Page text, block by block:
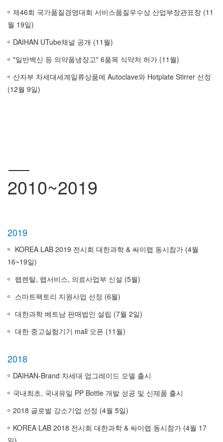
제46회 국가품질경영대회 서비스품질우수상 산업부장관표창 (11
월 19일)
DAIHAN UTube채널 공개 (11월)
"일반백신 등 의약품냉장고" 6품목 식약처 허가 (11월)
산자부 차세대세계일류상품에 Autoclave와 Hotplate Stirrer 선정
(12월 9일)
2010~2019
2019
KOREA LAB 2019 전시회 대한과학 & 싸이랩 동시참가 (4월
16~19일)
랩렌탈, 랩서비스, 의료사업부 신설 (5월)
스마트팩토리 지원사업 선정 (6월)
대한과학 베트남 판매법인 설립 (7월 2일)
대한 중고실험기기 mall 오픈 (11월)
2018
DAIHAN-Brand 차세대 업그레이드 모델 출시
국내최초, 국내유일 PP Bottle 개발 성공 및 신제품 출시
2018 글로벌 강소기업 선정 (4월 5일)
KOREA LAB 2018 전시회 대한과학 & 싸이랩 동시참가 (4월 17
일)